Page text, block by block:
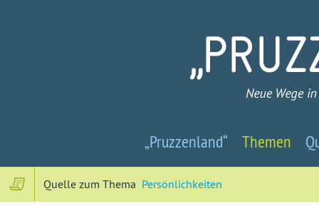
-
Neue
„Pruzzenland“ Themen
Quelle zum Thema Persönlichkeiten